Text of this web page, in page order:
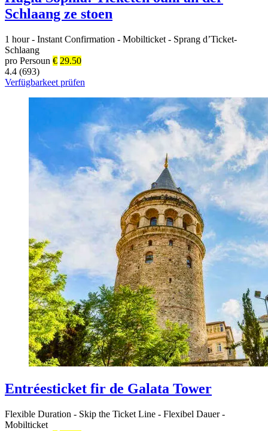
Schlaang ze stoen
1 hour - Instant Confirmation - Mobilticket - Sprang d’Ticket-
Schlaang
pro Persoun € 29.50
4.4 (693)
Verfügbarkeet prüfen
Entréesticket fir de Galata Tower
Flexible Duration - Skip the Ticket Line - Flexibel Dauer -
Mobilticket